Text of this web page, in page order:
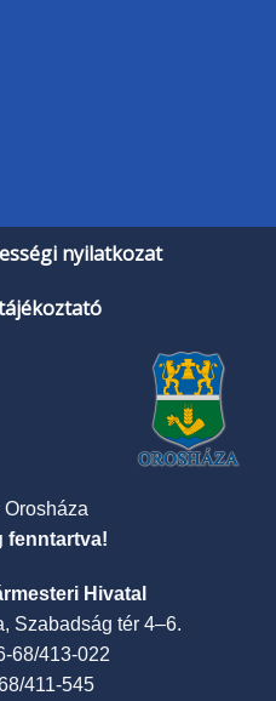
nyilatkozat
fenntartva!
Hivatal
Szabadság tér 4–6.
68/413-022
411-545